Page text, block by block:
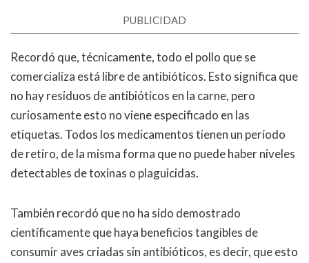
PUBLICIDAD
Recordó que, técnicamente, todo el pollo que se
comercializa está libre de antibióticos. Esto significa que
no hay residuos de antibióticos en la carne, pero
curiosamente esto no viene especificado en las
etiquetas. Todos los medicamentos tienen un período
de retiro, de la misma forma que no puede haber niveles
detectables de toxinas o plaguicidas.
También recordó que no ha sido demostrado
científicamente que haya beneficios tangibles de
consumir aves criadas sin antibióticos, es decir, que esto